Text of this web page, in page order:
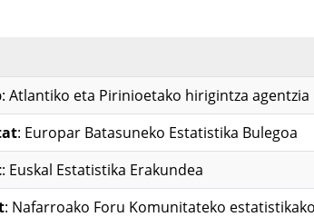
: Atlantiko eta Pirinioetako hirigintza agentzia
: Europar Batasuneko Estatistika Bulegoa
: Euskal Estatistika Erakundea
: Nafarroako Foru Komunitateko